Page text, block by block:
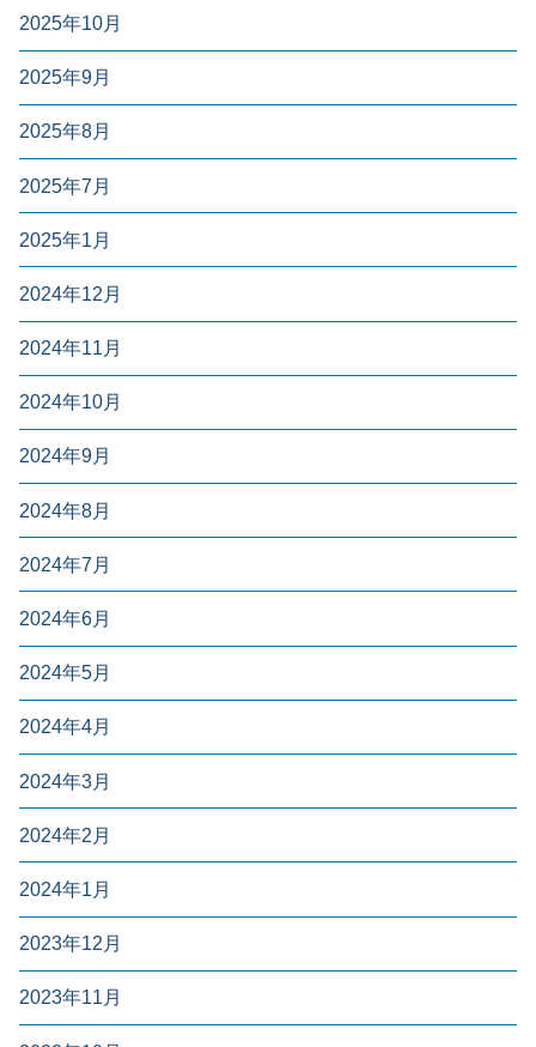
2025年10月
2025年9月
2025年8月
2025年7月
2025年1月
2024年12月
2024年11月
2024年10月
2024年9月
2024年8月
2024年7月
2024年6月
2024年5月
2024年4月
2024年3月
2024年2月
2024年1月
2023年12月
2023年11月